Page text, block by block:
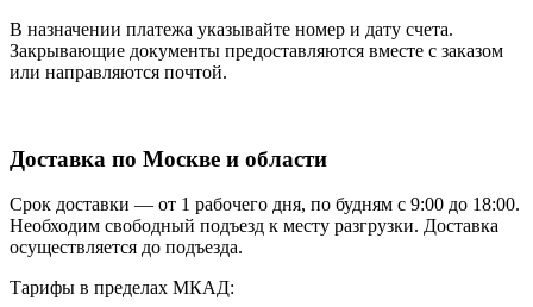
В назначении платежа указывайте номер и дату счета.
Закрывающие документы предоставляются вместе с заказом
или направляются почтой.
Доставка по Москве и области
Срок доставки — от 1 рабочего дня, по будням с 9:00 до 18:00.
Необходим свободный подъезд к месту разгрузки. Доставка
осуществляется до подъезда.
Тарифы в пределах МКАД: